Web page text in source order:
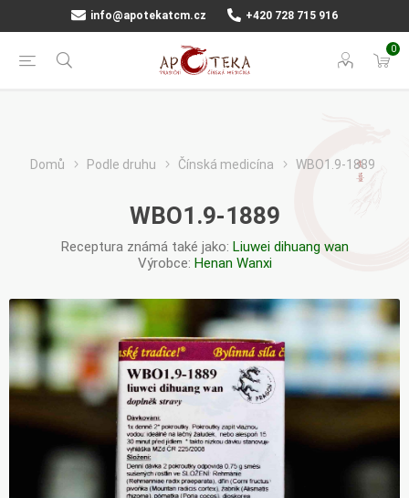
info@apotekatcm.cz +420 728 715 916
0
Domů Podle druhu Čínská medicína WBO1.9-1889
WBO1.9-1889
Receptura známá také jako: Liuwei dihuang wan
Výrobce: Henan Wanxi